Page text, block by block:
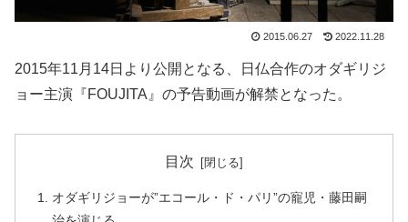
2015.06.27 2022.11.28
2015年11月14日より公開となる、日仏合作のオダギリジ
ョー主演『FOUJITA』の予告動画が解禁となった。
目次
オダギリジョーが”エコール・ド・パリ”の寵児・藤田嗣